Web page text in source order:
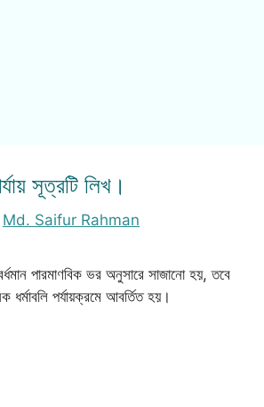
সূত্রটি লিখ।
Md. Saifur Rahman
পারমাণবিক ভর অনুসারে সাজানো হয়, তবে
ধর্মাবলি পর্যায়ক্রমে আবর্তিত হয়।